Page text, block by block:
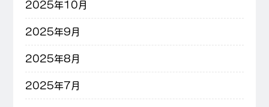
2025年10月
2025年9月
2025年8月
2025年7月